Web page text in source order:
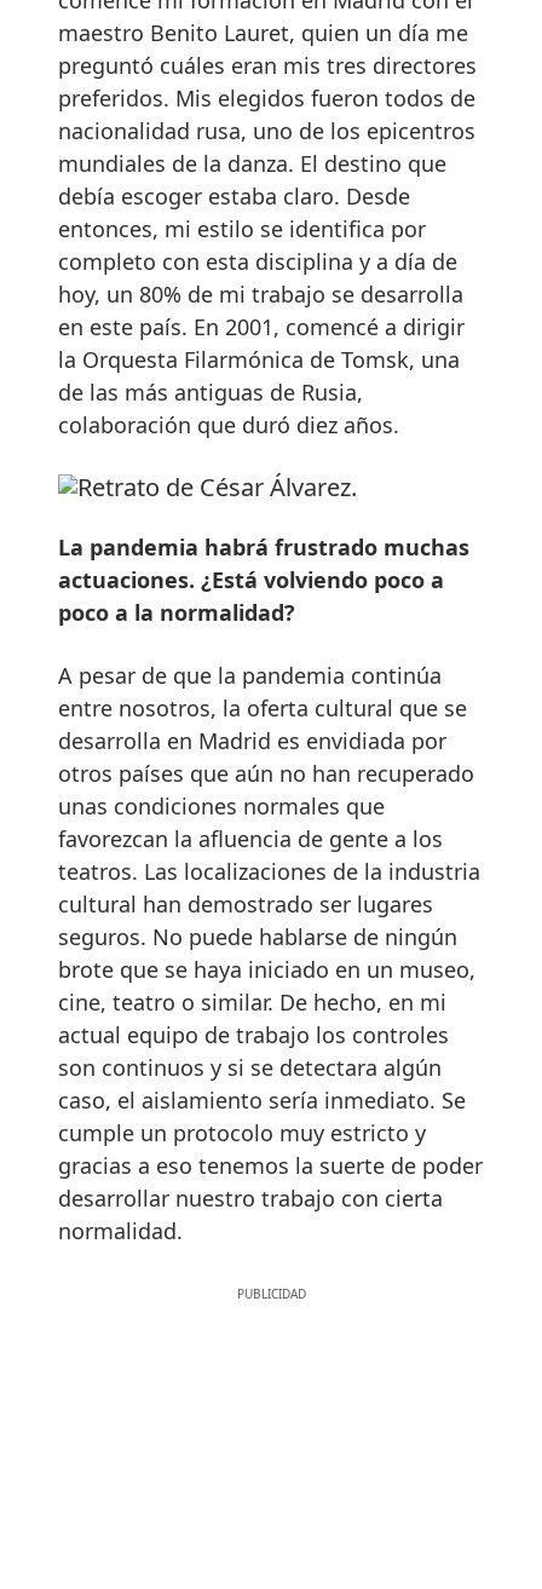
maestro Benito Lauret, quien un día me
preguntó cuáles eran mis tres directores
preferidos. Mis elegidos fueron todos de
nacionalidad rusa, uno de los epicentros
mundiales de la danza. El destino que
debía escoger estaba claro. Desde
entonces, mi estilo se identifica por
completo con esta disciplina y a día de
hoy, un 80% de mi trabajo se desarrolla
en este país. En 2001, comencé a dirigir
la Orquesta Filarmónica de Tomsk, una
de las más antiguas de Rusia,
colaboración que duró diez años.
La pandemia habrá frustrado muchas
actuaciones. ¿Está volviendo poco a
poco a la normalidad?
A pesar de que la pandemia continúa
entre nosotros, la oferta cultural que se
desarrolla en Madrid es envidiada por
otros países que aún no han recuperado
unas condiciones normales que
favorezcan la afluencia de gente a los
teatros. Las localizaciones de la industria
cultural han demostrado ser lugares
seguros. No puede hablarse de ningún
brote que se haya iniciado en un museo,
cine, teatro o similar. De hecho, en mi
actual equipo de trabajo los controles
son continuos y si se detectara algún
caso, el aislamiento sería inmediato. Se
cumple un protocolo muy estricto y
gracias a eso tenemos la suerte de poder
desarrollar nuestro trabajo con cierta
normalidad.